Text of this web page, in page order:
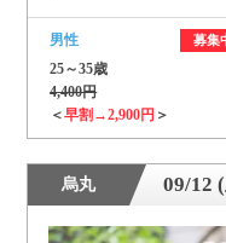
男性 募集
25～35歳
4,400円
＜早割→2,900円 ＞
烏丸 09/12